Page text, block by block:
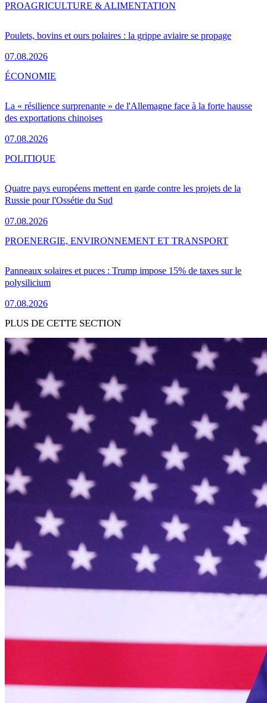
Poulets, bovins et ours polaires : la grippe aviaire se propage
07.08.2026
PROAGRICULTURE & ALIMENTATION
La « résilience surprenante » de l'Allemagne face à la forte hausse
des exportations chinoises
07.08.2026
ÉCONOMIE
Quatre pays européens mettent en garde contre les projets de la
Russie pour l'Ossétie du Sud
07.08.2026
POLITIQUE
Panneaux solaires et puces : Trump impose 15% de taxes sur le
polysilicium
07.08.2026
PROENERGIE, ENVIRONNEMENT ET TRANSPORT
PLUS DE CETTE SECTION